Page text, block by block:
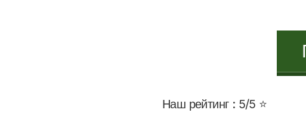
Наш рейтинг : 5/5 ⭐